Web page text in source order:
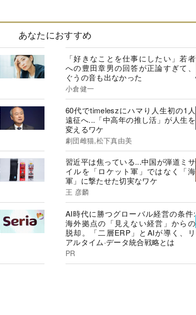
あなたにおすすめ
「好きなことを仕事にしたい」若者
への豊田章男の回答が正論すぎて、
ぐうの音も出なかった
小倉健一
60代でtimeleszにハマり人生初の1人
遠征へ...「中高年の推し活」が人生を
変えるワケ
劇団雌猫,松下真由美
習近平は焦っている...中国が弾道ミサ
イルを「ロケット軍」ではなく「海
軍」に撃たせた切実なワケ
王 彦麟
AI時代に勝つグローバル経営の条件:
海外拠点の「見えない経営」からの
脱却。「二層ERP」とAIが導く、リ
アルタイム·データ統合戦略とは
PR